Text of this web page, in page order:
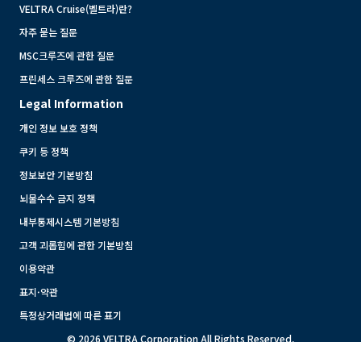
VELTRA Cruise(벨트라)란?
자주 묻는 질문
MSC크루즈에 관한 질문
프린세스 크루즈에 관한 질문
Legal Information
개인 정보 보호 정책
쿠키 등 정책
정보보안 기본방침
뇌물수수 금지 정책
내부통제시스템 기본방침
고객 괴롭힘에 관한 기본방침
이용약관
표지·약관
특정상거래법에 따른 표기
© 2026 VELTRA Corporation All Rights Reserved.